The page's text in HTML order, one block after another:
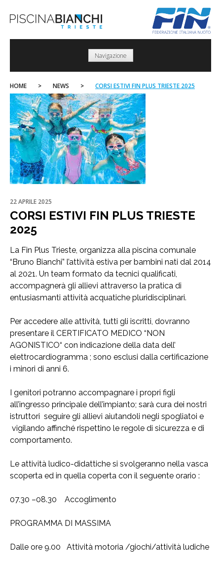
to
Navigazione
HOME > NEWS > CORSI ESTIVI FIN PLUS TRIESTE 2025
22 APRILE 2025
CORSI ESTIVI FIN PLUS TRIESTE
2025
La Fin Plus Trieste, organizza alla piscina comunale
“Bruno Bianchi” l’attività estiva per bambini nati dal 2014
al 2021. Un team formato da tecnici qualificati,
accompagnerà gli allievi attraverso la pratica di
entusiasmanti attività acquatiche pluridisciplinari.
Per accedere alle attività, tutti gli iscritti, dovranno
presentare il CERTIFICATO MEDICO “NON
AGONISTICO“ con indicazione della data dell’
elettrocardiogramma ; sono esclusi dalla certificazione
i minori di anni 6.
I genitori potranno accompagnare i propri figli
all’ingresso principale dell’impianto; sarà cura dei nostri
istruttori seguire gli allievi aiutandoli negli spogliatoi e
vigilando affinché rispettino le regole di sicurezza e di
comportamento.
Le attività ludico-didattiche si svolgeranno nella vasca
scoperta ed in quella coperta con il seguente orario :
07.30 –08.30 Accoglimento
PROGRAMMA DI MASSIMA
Dalle ore 9.00 Attività motoria /giochi/attività ludiche